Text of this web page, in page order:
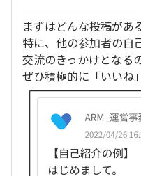
まずはどんな投稿があ
特に、他の参加者の自
交流のきっかけとなる
ぜひ積極的に「いいね